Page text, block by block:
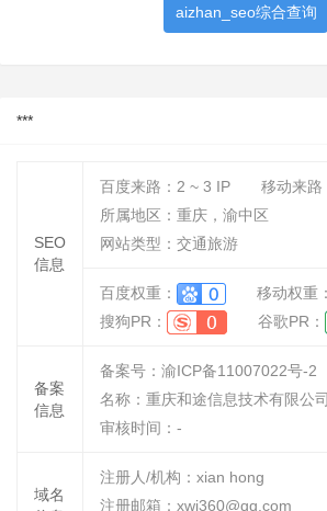
aizhan_seo综合查询
***
SEO
信息
百度来路： 2 ~ 3 IP 移动来路
所属地区：重庆，渝中区
网站类型：交通旅游
百度权重：
移动权重：
搜狗PR：
谷歌PR：
备案
信息
备案号：渝ICP备11007022号-2
名称： 重庆和途信息技术有限公司
审核时间： -
域名
注册人/机构：xian hong
注册邮箱：xwj360@qq.com